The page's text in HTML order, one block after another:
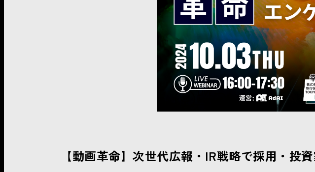
【動画革命】次世代広報・IR戦略で採用・投